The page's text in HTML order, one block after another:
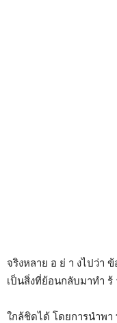
จริงหลาย อ ย่ า งไปว่า
เป็นสิ่งที่ย้อนกลับมาทำ ร้
ใกล้ชิดได้ โดยการนำพ